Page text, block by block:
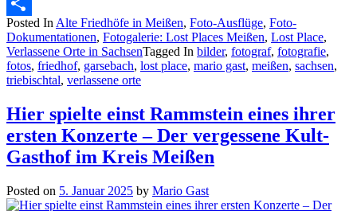
Email
Teilen
Posted InAlte Friedhöfe in Meißen, Foto-Ausflüge, Foto-
Dokumentationen, Fotogalerie: Lost Places Meißen, Lost Place,
Verlassene Orte in SachsenTagged In bilder, fotograf, fotografie,
fotos, friedhof, garsebach, lost place, mario gast, meißen, sachsen,
triebischtal, verlassene orte
Hier spielte einst Rammstein eines ihrer
ersten Konzerte – Der vergessene Kult-
Gasthof im Kreis Meißen
Posted on 5. Januar 2025 by Mario Gast